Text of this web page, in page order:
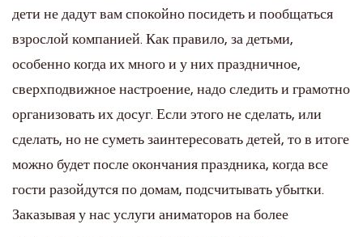
дети не дадут вам спокойно посидеть и пообщаться
взрослой компанией. Как правило, за детьми,
особенно когда их много и у них праздничное,
сверхподвижное настроение, надо следить и грамотно
организовать их досуг. Если этого не сделать, или
сделать, но не суметь заинтересовать детей, то в итоге
можно будет после окончания праздника, когда все
гости разойдутся по домам, подсчитывать убытки.
Заказывая у нас услуги аниматоров на более